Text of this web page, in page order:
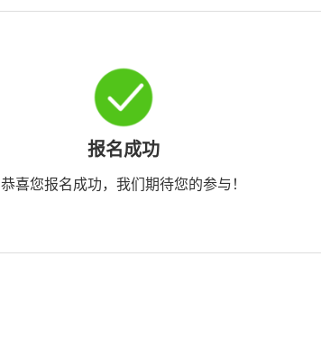
报名成功
恭喜您报名成功，我们期待您的参与！